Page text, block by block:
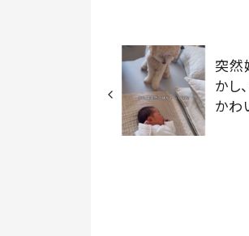
突然
かし
かわ